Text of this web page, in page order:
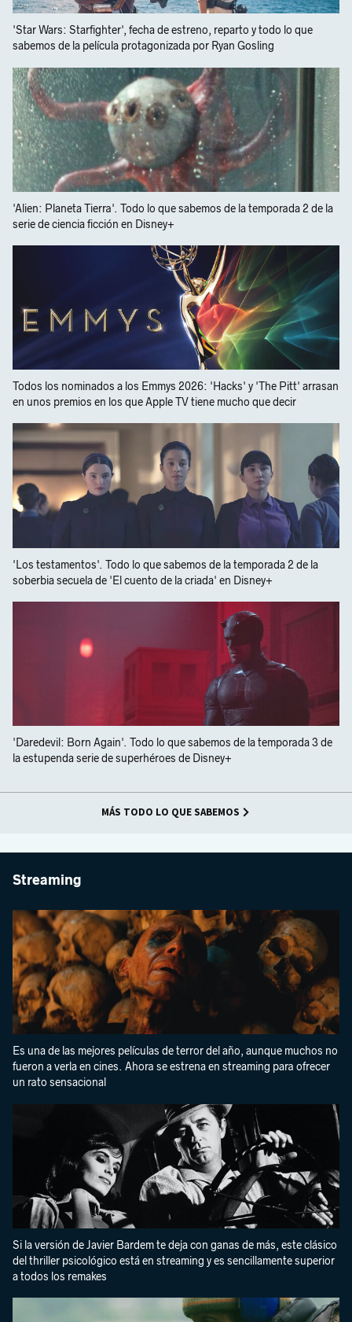
'Star Wars: Starfighter', fecha de estreno, reparto y todo lo que
sabemos de la película protagonizada por Ryan Gosling
'Alien: Planeta Tierra'. Todo lo que sabemos de la temporada 2 de la
serie de ciencia ficción en Disney+
Todos los nominados a los Emmys 2026: 'Hacks' y 'The Pitt' arrasan
en unos premios en los que Apple TV tiene mucho que decir
'Los testamentos'. Todo lo que sabemos de la temporada 2 de la
soberbia secuela de 'El cuento de la criada' en Disney+
'Daredevil: Born Again'. Todo lo que sabemos de la temporada 3 de
la estupenda serie de superhéroes de Disney+
MÁS TODO LO QUE SABEMOS
Streaming
Es una de las mejores películas de terror del año, aunque muchos no
fueron a verla en cines. Ahora se estrena en streaming para ofrecer
un rato sensacional
Si la versión de Javier Bardem te deja con ganas de más, este clásico
del thriller psicológico está en streaming y es sencillamente superior
a todos los remakes